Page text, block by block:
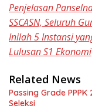
Penjelasan
SSCASN, Seluruh
Inilah 5 Instansi
Lulusan S1 Ekonomi
Related News
Passing Grade
Seleksi